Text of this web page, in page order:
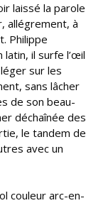
laissé la parole
allégrement, à
Philippe
latin, il surfe l’œil
sur les
sans lâcher
de son beau-
déchaînée des
le tandem de
avec un
couleur arc-en-